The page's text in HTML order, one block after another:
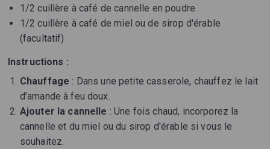
1/2 cuillère à café de cannelle en poudre
1/2 cuillère à café de miel ou de sirop d'érable
(facultatif)
Instructions :
Chauffage : Dans une petite casserole, chauffez le lait
d’amande à feu doux.
Ajouter la cannelle : Une fois chaud, incorporez la
cannelle et du miel ou du sirop d'érable si vous le
souhaitez.